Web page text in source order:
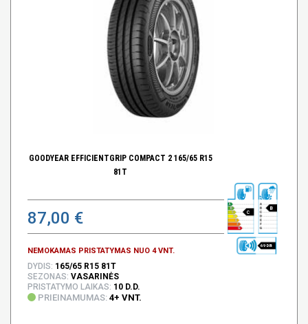
GOODYEAR EFFICIENTGRIP COMPACT 2 165/65 R15
81T
87,00 €
NEMOKAMAS PRISTATYMAS NUO 4 VNT.
C
B
69 DB
DYDIS: 165/65 R15 81T
SEZONAS: VASARINĖS
PRISTATYMO LAIKAS: 10 D.D.
PRIEINAMUMAS: 4+ VNT.